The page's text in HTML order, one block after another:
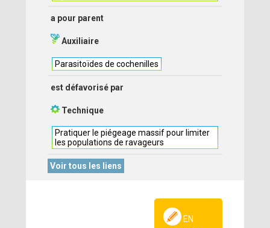
a pour parent
Auxiliaire
Parasitoïdes de cochenilles
est défavorisé par
Technique
Pratiquer le piégeage massif pour limiter
les populations de ravageurs
Voir tous les liens
EN